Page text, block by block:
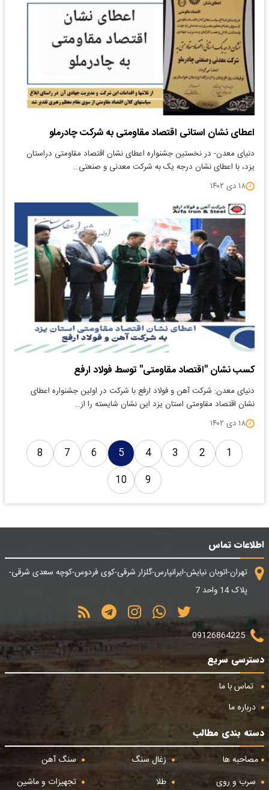
اعطای نشان استانی اقتصاد مقاومتی به شرکت چادرملو
دنیای معدن- در نخستین جشنواره اعطای نشان اقتصاد مقاومتی دراستان
یزد، با اعطای نشان درجه یک به شرکت معدنی و صنعتی…
۱۸ دی ۱۴۰۲
کسب نشان "اقتصاد مقاومتی" توسط فولاد ارفع
دنیای معدن: شرکت آهن و فولاد ارفع با شرکت در اولین جشنواره اعطای
نشان اقتصاد مقاومتی استان یزد این نشان شایسته را از…
۱۸ دی ۱۴۰۲
1
2
3
4
5
6
7
8
9
10
اطلاعات تماس
تهران-اتوبان نیایش-ایرانپارس-گلزار شرقی-کوی فردوس-کوچه سعدی شرقی-
پلاک 14 واحد 7
09126864225
دسترسی سریع
تماس با ما
درباره ما
دسته بندی مطالب
مصاحبه ها
زغال سنگ
سنگ آهن
سرب و روی
طلا تجهیزات و ماشین